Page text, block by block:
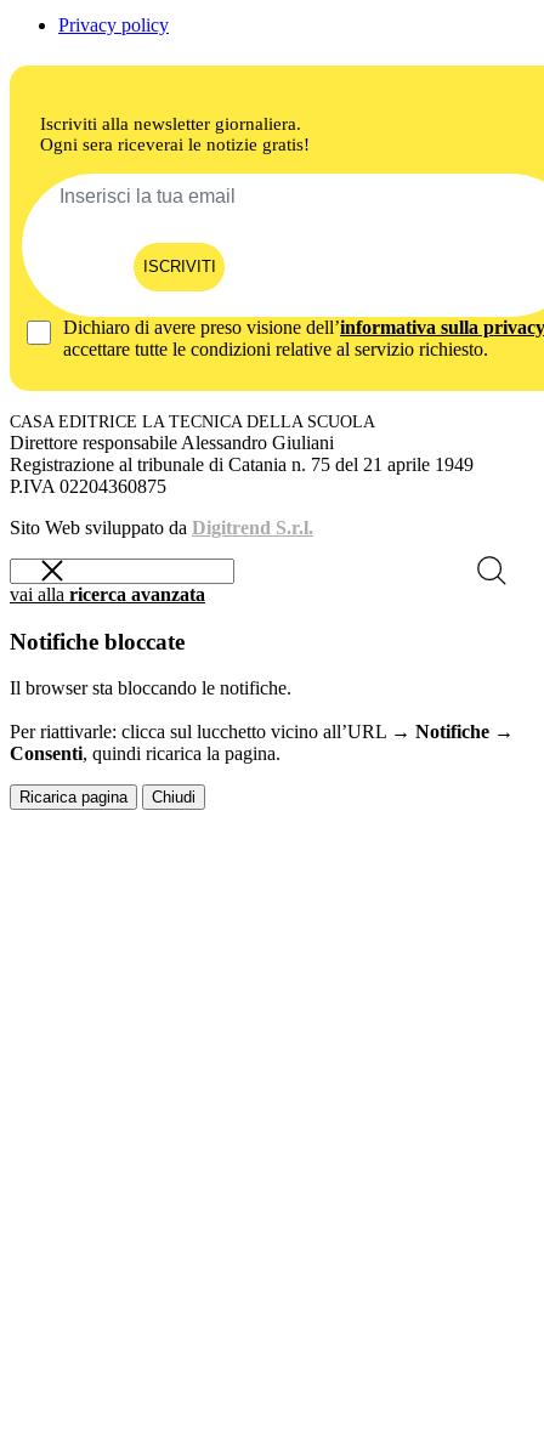
Privacy policy
Iscriviti alla newsletter giornaliera.
Ogni sera riceverai le notizie gratis!
ISCRIVITI
Dichiaro di avere preso visione dell’informativa sulla privacy
accettare tutte le condizioni relative al servizio richiesto.
CASA EDITRICE LA TECNICA DELLA SCUOLA
Direttore responsabile Alessandro Giuliani
Registrazione al tribunale di Catania n. 75 del 21 aprile 1949
P.IVA 02204360875
Sito Web sviluppato da Digitrend S.r.l.
vai alla ricerca avanzata
Notifiche bloccate
Il browser sta bloccando le notifiche.
Per riattivarle: clicca sul lucchetto vicino all’URL → Notifiche →
Consenti, quindi ricarica la pagina.
Ricarica pagina Chiudi